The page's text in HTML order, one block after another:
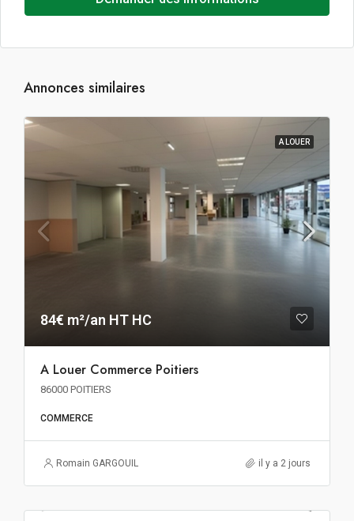
Annonces similaires
A LOUER
84€ m²/an HT HC
A Louer Commerce Poitiers
86000 POITIERS
COMMERCE
Romain GARGOUIL il y a 2 jours
114€ m²/an HT HC